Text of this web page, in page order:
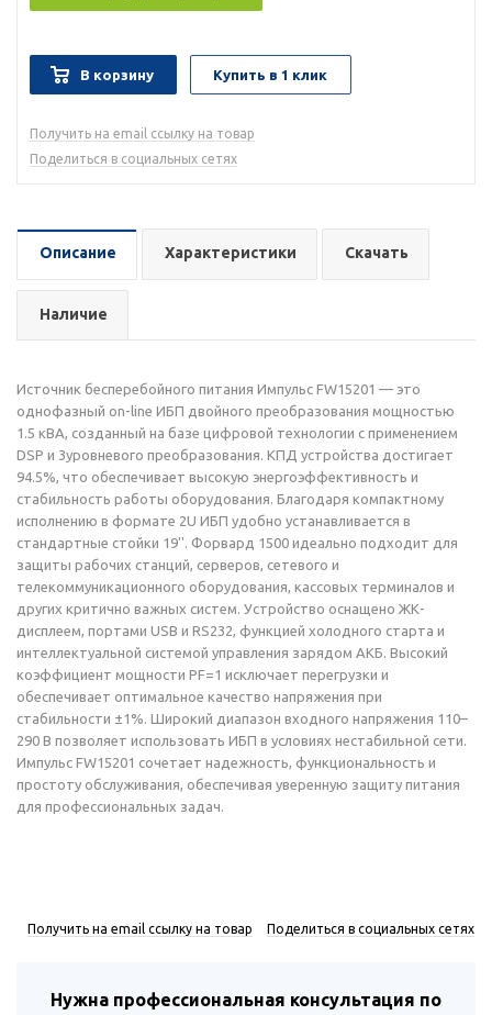
В корзину Купить в 1 клик
Получить на email ссылку на товар
Поделиться в социальных сетях
Описание Характеристики Скачать
Наличие
Источник бесперебойного питания Импульс FW15201 — это
однофазный on-line ИБП двойного преобразования мощностью
1.5 кВА, созданный на базе цифровой технологии с применением
DSP и 3уровневого преобразования. КПД устройства достигает
94.5%, что обеспечивает высокую энергоэффективность и
стабильность работы оборудования. Благодаря компактному
исполнению в формате 2U ИБП удобно устанавливается в
стандартные стойки 19''. Форвард 1500 идеально подходит для
защиты рабочих станций, серверов, сетевого и
телекоммуникационного оборудования, кассовых терминалов и
других критично важных систем. Устройство оснащено ЖК-
дисплеем, портами USB и RS232, функцией холодного старта и
интеллектуальной системой управления зарядом АКБ. Высокий
коэффициент мощности PF=1 исключает перегрузки и
обеспечивает оптимальное качество напряжения при
стабильности ±1%. Широкий диапазон входного напряжения 110–
290 В позволяет использовать ИБП в условиях нестабильной сети.
Импульс FW15201 сочетает надежность, функциональность и
простоту обслуживания, обеспечивая уверенную защиту питания
для профессиональных задач.
Получить на email ссылку на товар Поделиться в социальных сетях
Нужна профессиональная консультация по